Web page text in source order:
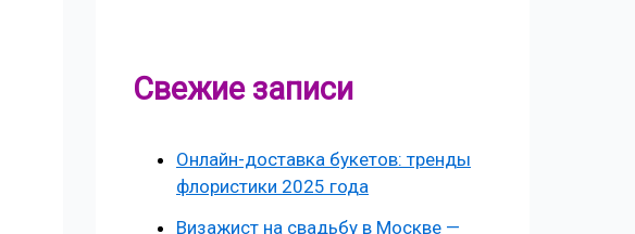
Свежие записи
Онлайн-доставка букетов: тренды
флористики 2025 года
Визажист на свадьбу в Москве —